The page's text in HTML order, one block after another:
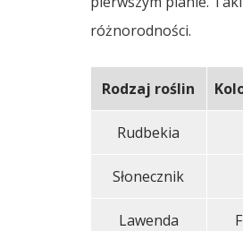
różnorodności.
Rodzaj roślin
Rudbekia
Słonecznik
Lawenda